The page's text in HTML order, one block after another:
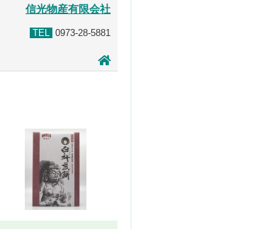
信光物産有限会社
TEL 0973-28-5881